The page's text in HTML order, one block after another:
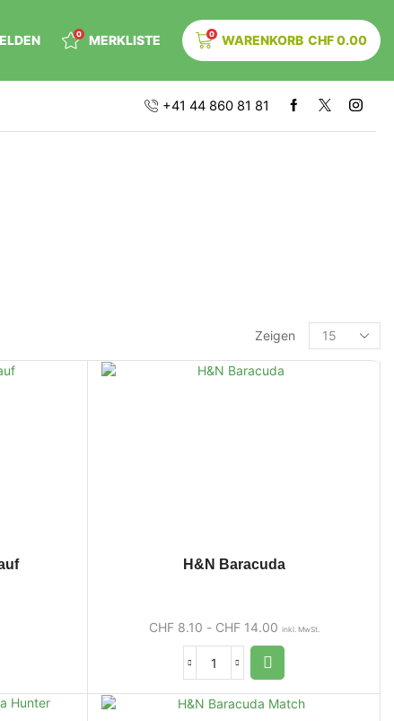
0 MERKLISTE 0 WARENKORB CHF0.00
+41 44 860 81 81
Zeigen
H&N Baracuda
CHF8.10 - CHF14.00 inkl. MwSt.